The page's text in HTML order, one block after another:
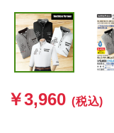
￥3,960 (税込)